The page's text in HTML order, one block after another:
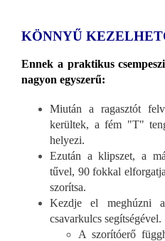
KÖNNYŰ
Ennek a praktikus
nagyon egyszerű:
Miután a ragasztót
kerültek, a fém "T"
helyezi.
Ezután a klipszet, a
tűvel, 90 fokkal
szorítsa.
Kezdje el meghúzni
csavarkulcs segítségével.
A szorítóerő